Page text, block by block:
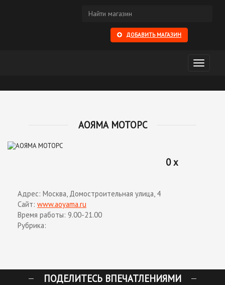
ДОБАВИТЬ МАГАЗИН
Открыть
АОЯМА МОТОРС
0 x
Адрес: Москва, Домостроительная улица, 4
Сайт: www.aoyama.ru
Время работы: 9.00-21.00
Рубрика:
ПОДЕЛИТЕСЬ ВПЕЧАТЛЕНИЯМИ